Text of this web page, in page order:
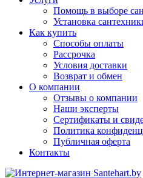
Помощь в выборе
Установка
Как купить
Способы оплаты
Рассрочка
Условия доставки
Возврат и обмен
О компании
Отзывы о компании
Наши эксперты
Сертификаты и
Политика
Публичная оферта
Контакты